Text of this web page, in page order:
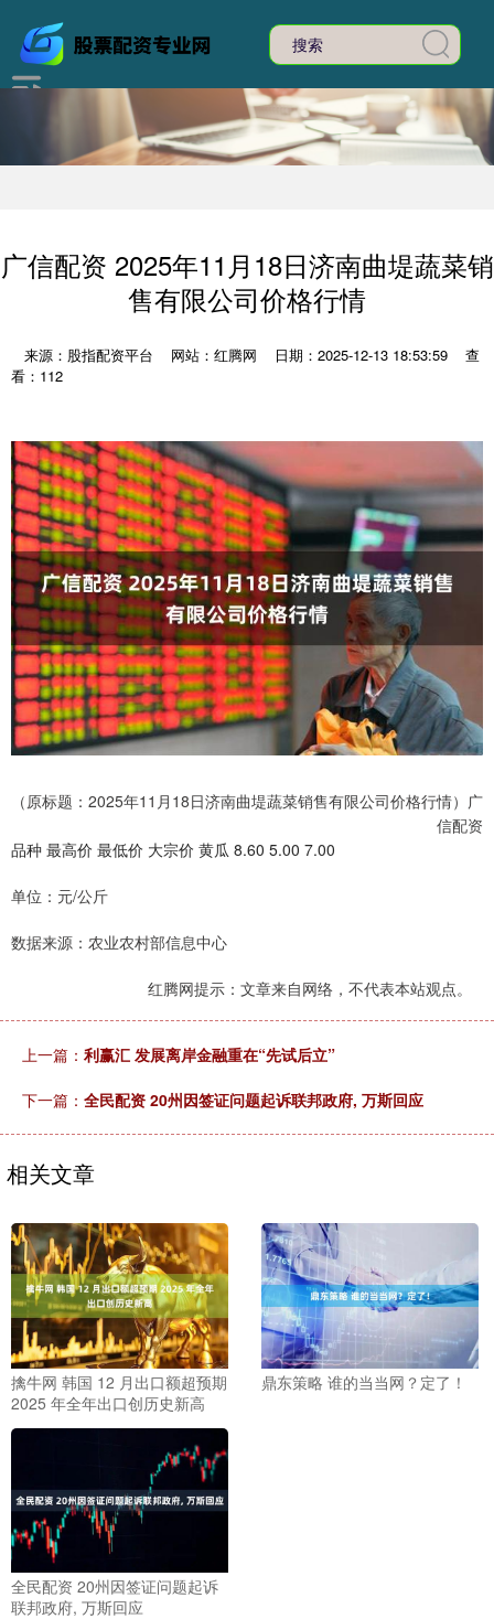
广信配资 2025年11月18日济南曲堤蔬菜销
售有限公司价格行情
来源：股指配资平台 网站：红腾网 日期：2025-12-13 18:53:59
查
看：112
（原标题：2025年11月18日济南曲堤蔬菜销售有限公司价格行情）广
信配资
品种 最高价 最低价 大宗价 黄瓜 8.60 5.00 7.00
单位：元/公斤
数据来源：农业农村部信息中心
红腾网提示：文章来自网络，不代表本站观点。
上一篇： 利赢汇 发展离岸金融重在“先试后立”
下一篇： 全民配资 20州因签证问题起诉联邦政府, 万斯回应
相关文章
擒牛网 韩国 12 月出口额超预期
2025 年全年出口创历史新高
鼎东策略 谁的当当网？定了！
全民配资 20州因签证问题起诉
联邦政府, 万斯回应